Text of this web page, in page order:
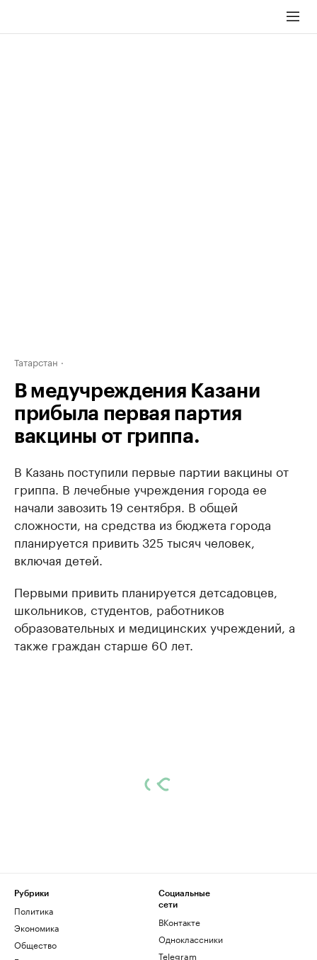
Татарстан
В медучреждения Казани
прибыла первая партия
вакцины от гриппа.
В Казань поступили первые партии вакцины от
гриппа. В лечебные учреждения города ее
начали завозить 19 сентября. В общей
сложности, на средства из бюджета города
планируется привить 325 тысяч человек,
включая детей.
Первыми привить планируется детсадовцев,
школьников, студентов, работников
образовательных и медицинских учреждений, а
также граждан старше 60 лет.
Рубрики
Политика
Экономика
Общество
Социальные
сети
ВКонтакте
Одноклассники
Telegram